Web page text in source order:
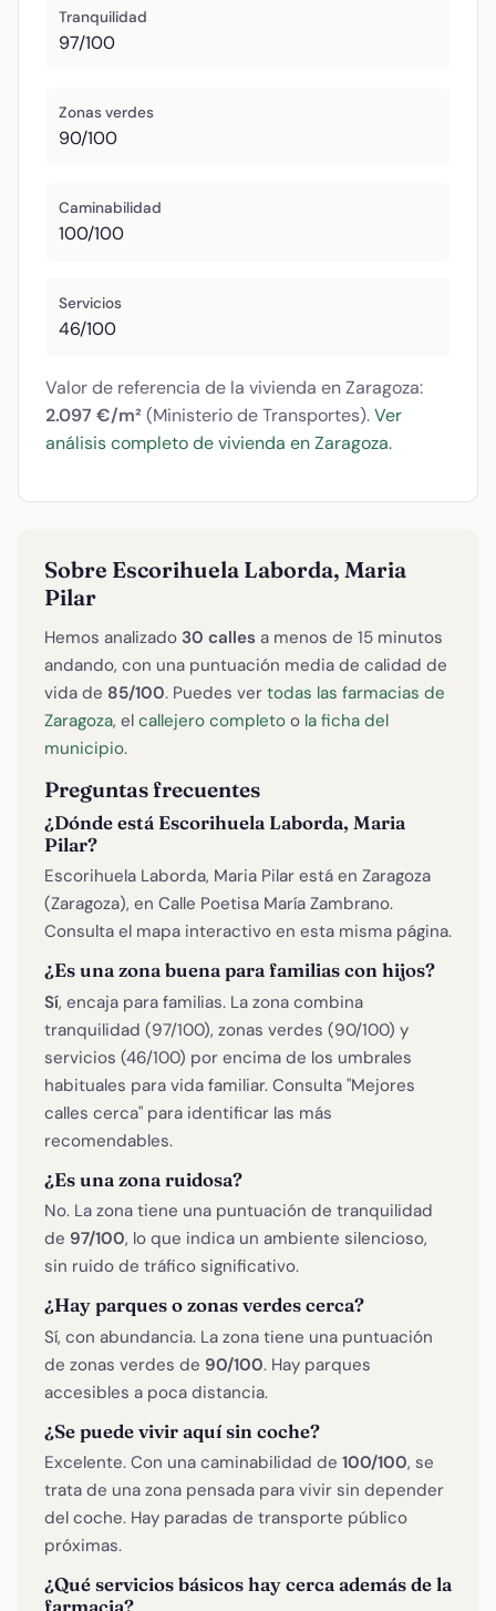
Tranquilidad
97/100
Zonas verdes
90/100
Caminabilidad
100/100
Servicios
46/100
Valor de referencia de la vivienda en Zaragoza:
2.097 €/m² (Ministerio de Transportes).Ver
análisis completo de vivienda en Zaragoza.
Sobre Escorihuela Laborda, Maria
Pilar
Hemos analizado 30 calles a menos de 15 minutos
andando, con una puntuación media de calidad de
vida de 85/100. Puedes ver todas las farmacias de
Zaragoza, el callejero completo o la ficha del
municipio.
Preguntas frecuentes
¿Dónde está Escorihuela Laborda, Maria
Pilar?
Escorihuela Laborda, Maria Pilar está en Zaragoza
(Zaragoza), en Calle Poetisa María Zambrano.
Consulta el mapa interactivo en esta misma página.
¿Es una zona buena para familias con hijos?
Sí, encaja para familias. La zona combina
tranquilidad (97/100), zonas verdes (90/100) y
servicios (46/100) por encima de los umbrales
habituales para vida familiar. Consulta "Mejores
calles cerca" para identificar las más
recomendables.
¿Es una zona ruidosa?
No. La zona tiene una puntuación de tranquilidad
de 97/100, lo que indica un ambiente silencioso,
sin ruido de tráfico significativo.
¿Hay parques o zonas verdes cerca?
Sí, con abundancia. La zona tiene una puntuación
de zonas verdes de 90/100. Hay parques
accesibles a poca distancia.
¿Se puede vivir aquí sin coche?
Excelente. Con una caminabilidad de 100/100, se
trata de una zona pensada para vivir sin depender
del coche. Hay paradas de transporte público
próximas.
¿Qué servicios básicos hay cerca además de la
farmacia?